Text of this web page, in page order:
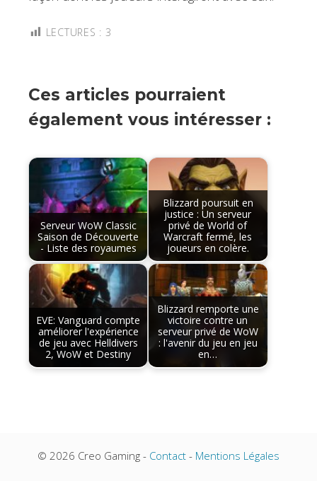
LECTURES : 3
Ces articles pourraient
également vous intéresser :
Serveur WoW Classic
Saison de Découverte
- Liste des royaumes
Blizzard poursuit en
justice : Un serveur
privé de World of
Warcraft fermé, les
joueurs en colère.
EVE: Vanguard compte
améliorer l'expérience
de jeu avec Helldivers
2, WoW et Destiny
Blizzard remporte une
victoire contre un
serveur privé de WoW
: l'avenir du jeu en jeu
en…
© 2026 Creo Gaming - Contact - Mentions Légales